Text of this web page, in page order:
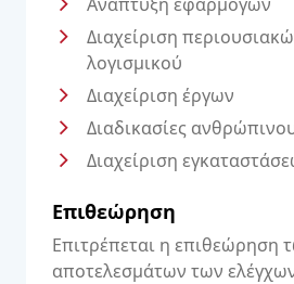
Διαχείριση
λογισμικού
Διαχείριση έργων
Διαδικασίες
Διαχείριση
Επιθεώρηση
Επιτρέπεται η επιθεώρηση
αποτελεσμάτων των